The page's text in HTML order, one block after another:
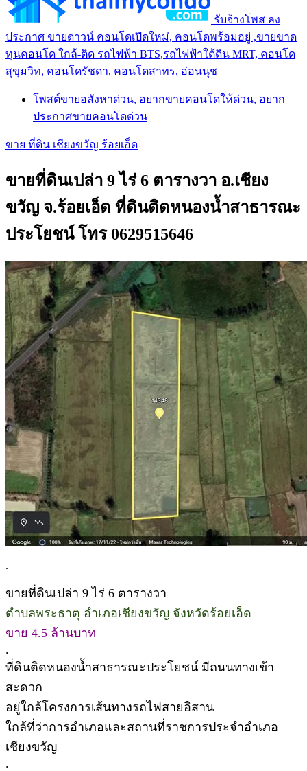
รับจ้างโพส ลง
ประกาศ ขายดาวน์ คอนโดเปิดใหม่, คอนโดพร้อมอยู่ ,ขายขาด
ทุนคอนโด ใกล้-ติด รถไฟฟ้า BTS,รถไฟฟ้าใต้ดิน MRT, คอนโด
สุขุมวิท, คอนโดรัชดา, คอนโดสาทร, อ่อนนุช
โพสต์ขายอสังหาด่วน, อยากขายคอนโดให้ด่วน, อยาก
ประกาศขายคอนโดด่วน
ขาย ที่ดิน เชียงขวัญ ร้อยเอ็ด
ขายที่ดินเปล่า 9 ไร่ 6 ตารางวา อ.เชียง
ขวัญ จ.ร้อยเอ็ด ที่ดินติดหนองน้ำสาธารณะ
ประโยชน์ โทร 0629515646
.
ขายที่ดินเปล่า 9 ไร่ 6 ตารางวา
ตำบลพระธาตุ อำเภอเชียงขวัญ จังหวัดร้อยเอ็ด
ขาย 4.5 ล้านบาท
.
ที่ดินติดหนองน้ำสาธารณะประโยชน์ มีถนนทางเข้า
สะดวก
อยู่ใกล้โครงการเส้นทางรถไฟสายอิสาน
ใกล้ที่ว่าการอำเภอและสถานที่ราชการประจำอำเภอ
เชียงขวัญ
.